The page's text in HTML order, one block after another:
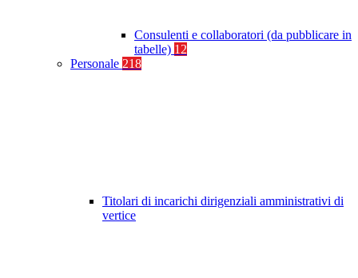
Consulenti e collaboratori (da pubblicare in
tabelle) 12
Personale 218
Titolari di incarichi dirigenziali amministrativi di
vertice